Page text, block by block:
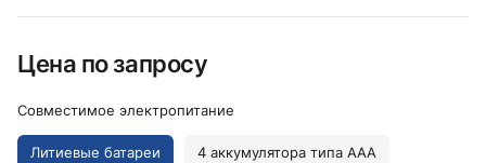
Цена по запросу
Совместимое электропитание
Литиевые батареи 4 аккумулятора типа AAA